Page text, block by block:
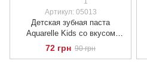
Артикул: 05013
Детская зубная паста
Aquarelle Kids со вкусом
арбуза, 50 мл.
72 грн 90 грн